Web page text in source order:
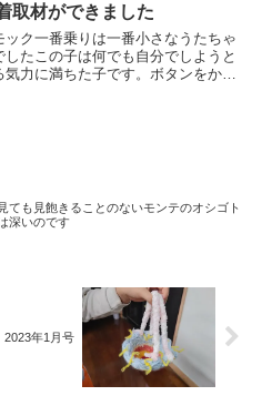
取材ができました
ック一番乗りは一番小さなうたちゃ
したこの子は何でも自分でしようと
気力に満ちた子です。ボタンをかけ
ても見飽きることのないモンテのオシゴト
深いのです
2023年1月号